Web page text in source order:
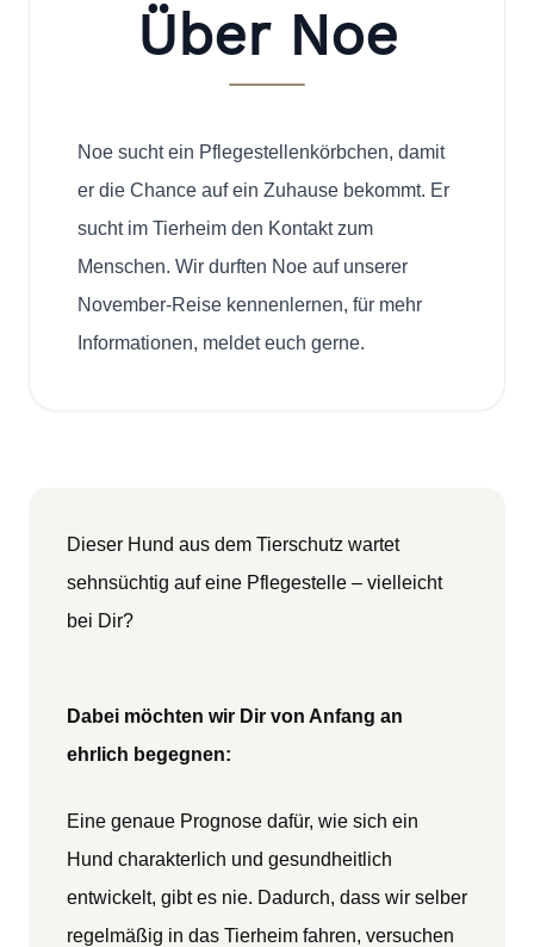
Über Noe
Noe sucht ein Pflegestellenkörbchen, damit
er die Chance auf ein Zuhause bekommt. Er
sucht im Tierheim den Kontakt zum
Menschen. Wir durften Noe auf unserer
November-Reise kennenlernen, für mehr
Informationen, meldet euch gerne.
Dieser Hund aus dem Tierschutz wartet
sehnsüchtig auf eine Pflegestelle – vielleicht
bei Dir?
Dabei möchten wir Dir von Anfang an
ehrlich begegnen:
Eine genaue Prognose dafür, wie sich ein
Hund charakterlich und gesundheitlich
entwickelt, gibt es nie. Dadurch, dass wir selber
regelmäßig in das Tierheim fahren, versuchen